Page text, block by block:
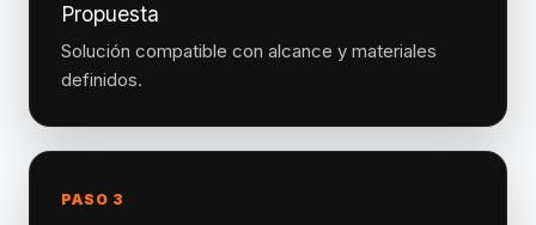
Propuesta
Solución compatible con alcance y materiales
definidos.
PASO 3